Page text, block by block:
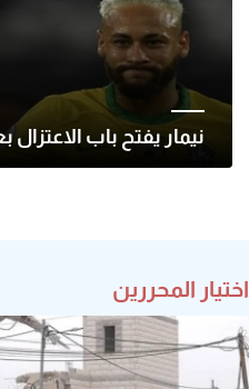
نيمار يفتح باب الاعتزال
اختيار المحررين